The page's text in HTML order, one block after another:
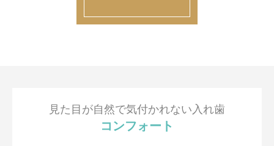
見た目が自然で気付かれない入れ歯
コンフォート